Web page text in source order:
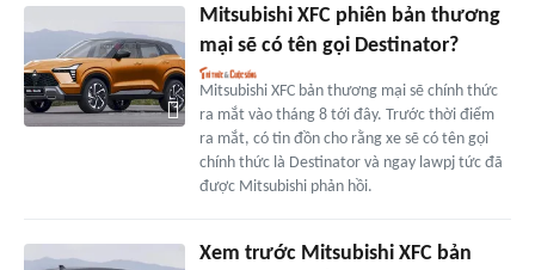
Mitsubishi XFC phiên bản thương
mại sẽ có tên gọi Destinator?
Mitsubishi XFC bản thương mại sẽ chính thức
ra mắt vào tháng 8 tới đây. Trước thời điểm
ra mắt, có tin đồn cho rằng xe sẽ có tên gọi
chính thức là Destinator và ngay lawpj tức đã
được Mitsubishi phản hồi.
Xem trước Mitsubishi XFC bản